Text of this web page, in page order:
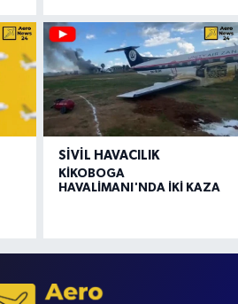
SIVIL HAVACILIK
KİKOBOGA
HAVALİMANI'NDA İKİ KAZA